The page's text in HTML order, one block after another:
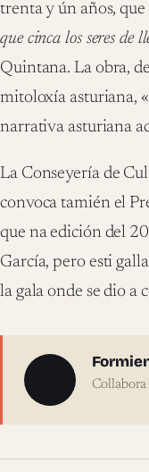
trenta y ún años,
que cinca los seres de
Quintana. La obra,
mitoloxía asturiana,
narrativa asturiana
La Conseyería de
convoca tamién el
que na edición del
García, pero esti
la gala onde se dio a
Sobre